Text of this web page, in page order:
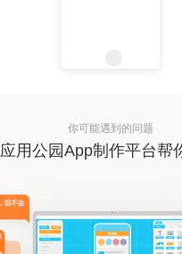
你可能遇到的问题
应用公园App制作平台帮